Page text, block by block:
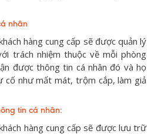
nhân
hàng cung cấp sẽ được quản lý
trách nhiệm thuộc về mỗi phòng
được thông tin cá nhân đó và họ
cố như mất mát, trộm cắp, làm giả
tin cá nhân:
hàng cung cấp sẽ được lưu trữ